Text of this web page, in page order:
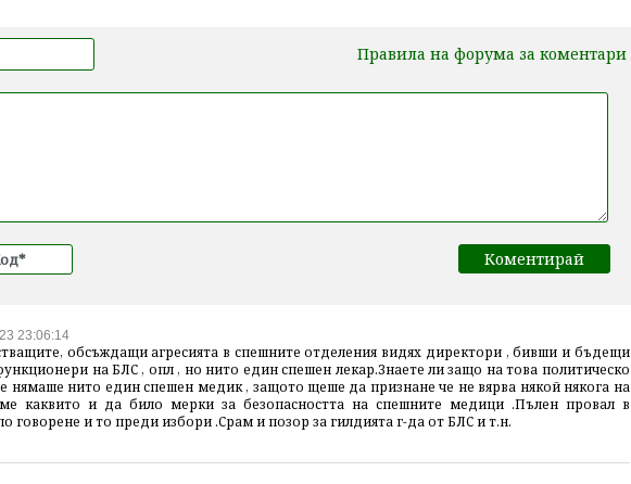
Правила на форума за коментари
23:06:14
обсъждащи агресията в спешните отделения видях директори , бивши и бъдещи
на БЛС , опл , но нито един спешен лекар.Знаете ли защо на това политическо
нямаше нито един спешен медик , защото щеше да признане че не вярва някой някога на
каквито и да било мерки за безопасността на спешните медици .Пълен провал в
говорене и то преди избори .Срам и позор за гилдията г-да от БЛС и т.н.